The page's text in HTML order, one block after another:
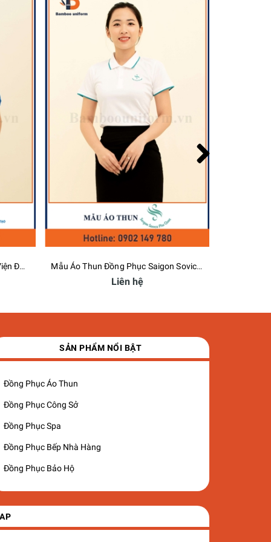
Mẫu Áo Thun Đồng Phục Saigon Sovico Phu Quoc - Bamboo Uniform Mẫu Áo Thun Đồng Phục Solemax - Bamboo Uniform
Liên hệ
SẢN PHẨM NỔI BẬT
Đồng Phục Áo Thun
Đồng Phục Công Sở
Đồng Phục Spa
Đồng Phục Bếp Nhà Hàng
Đồng Phục Bảo Hộ